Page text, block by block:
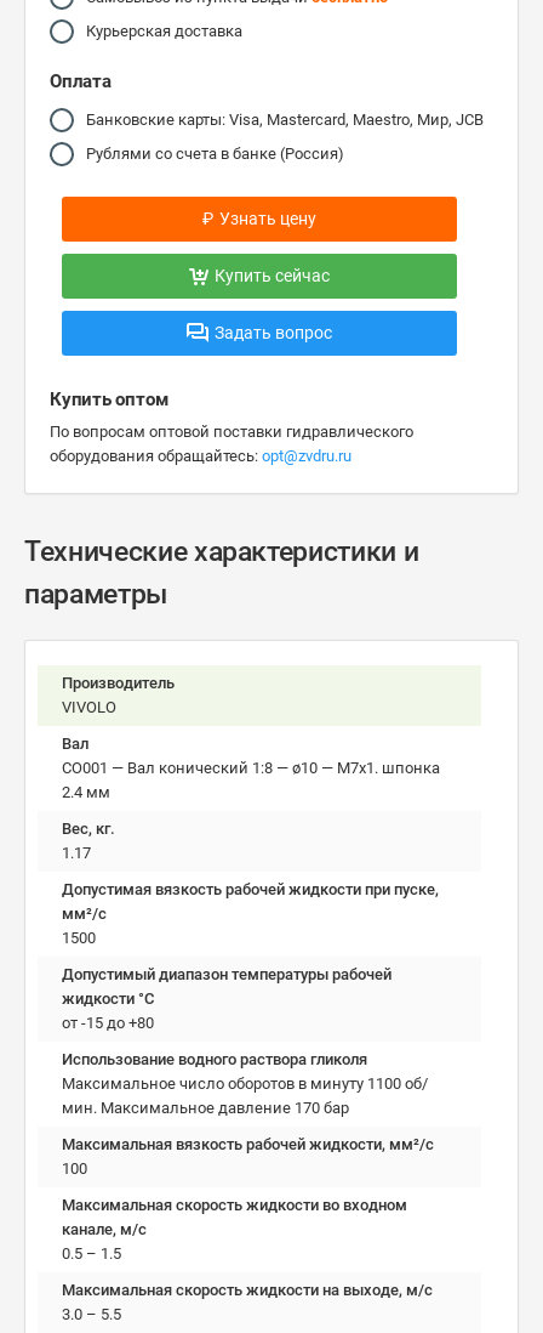
Курьерская доставка
Оплата
Банковские карты: Visa, Mastercard, Maestro, Мир, JCB
Рублями со счета в банке (Россия)
₽ Узнать цену
Купить сейчас
Задать вопрос
Купить оптом
По вопросам оптовой поставки гидравлического
оборудования обращайтесь: opt@zvdru.ru
Технические характеристики и
параметры
Производитель
VIVOLO
Вал
CO001 — Вал конический 1:8 — ø10 — М7x1. шпонка
2.4 мм
Вес, кг.
1.17
Допустимая вязкость рабочей жидкости при пуске,
мм²/c
1500
Допустимый диапазон температуры рабочей
жидкости °C
от -15 до +80
Использование водного раствора гликоля
Максимальное число оборотов в минуту 1100 об/
мин. Максимальное давление 170 бар
Максимальная вязкость рабочей жидкости, мм²/c
100
Максимальная скорость жидкости во входном
канале, м/с
0.5 – 1.5
Максимальная скорость жидкости на выходе, м/с
3.0 – 5.5